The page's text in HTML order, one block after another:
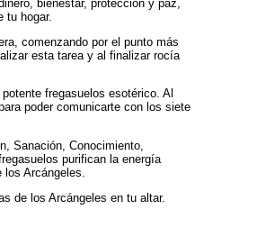
bienestar, protección y paz,
tu hogar.
comenzando por el punto más
esta tarea y al finalizar rocía
fregasuelos esotérico. Al
poder comunicarte con los siete
Sanación, Conocimiento,
purifican la energía
los Arcángeles.
de los Arcángeles en tu altar.